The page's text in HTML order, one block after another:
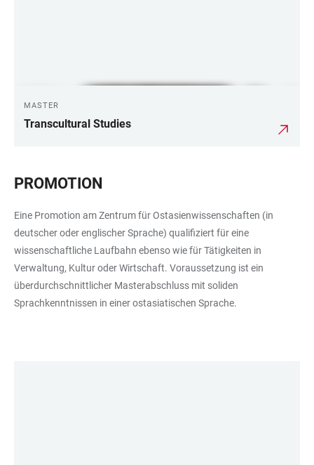
MASTER
Transcultural Studies
PROMOTION
Eine Promotion am Zentrum für Ostasienwissenschaften (in
deutscher oder englischer Sprache) qualifiziert für eine
wissenschaftliche Laufbahn ebenso wie für Tätigkeiten in
Verwaltung, Kultur oder Wirtschaft. Voraussetzung ist ein
überdurchschnittlicher Masterabschluss mit soliden
Sprachkenntnissen in einer ostasiatischen Sprache.